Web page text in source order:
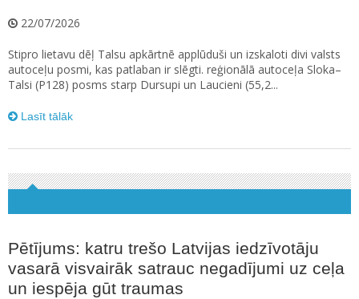
22/07/2026
Stipro lietavu dēļ Talsu apkārtnē applūduši un izskaloti divi valsts
autoceļu posmi, kas patlaban ir slēgti. reģionālā autoceļa Sloka–
Talsi (P128) posms starp Dursupi un Laucieni (55,2...
Lasīt tālāk
Pētījums: katru trešo Latvijas iedzīvotāju
vasarā visvairāk satrauc negadījumi uz ceļa
un iespēja gūt traumas